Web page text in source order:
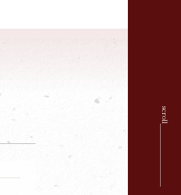
scroll